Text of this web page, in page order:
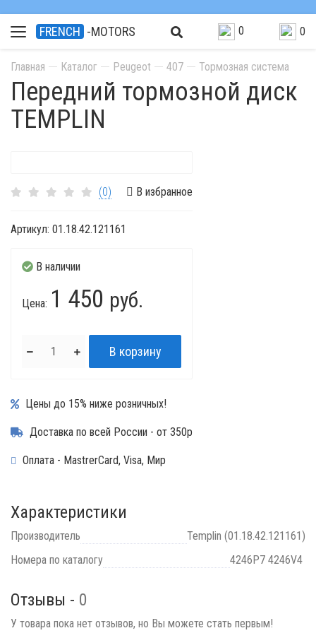
FRENCH -MOTORS 0 0
Главная Каталог Peugeot 407 Тормозная система
Передний тормозной диск
TEMPLIN
(0) В избранное
Артикул: 01.18.42.121161
В наличии
Цена: 1 450 руб.
Цены до 15% ниже розничных!
Доставка по всей России - от 350р
Оплата - MastrerCard, Visa, Мир
Характеристики
Производитель
Templin (01.18.42.121161)
Номера по каталогу
4246P7 4246V4
Отзывы - 0
У товара пока нет отзывов, но Вы можете стать первым!